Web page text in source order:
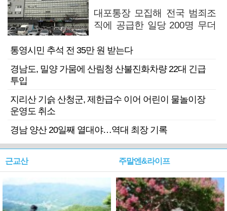
대포통장 모집해 전국 범죄조
직에 공급한 일당 200명 무더
통영시민 추석 전 35만 원 받는다
경남도, 밀양 가뭄에 산림청 산불진화차량 22대 긴급
투입
지리산 기슭 산청군, 제한급수 이어 어린이 물놀이장
운영도 취소
경남 양산 20일째 열대야…역대 최장 기록
근교산 주말엔&라이프